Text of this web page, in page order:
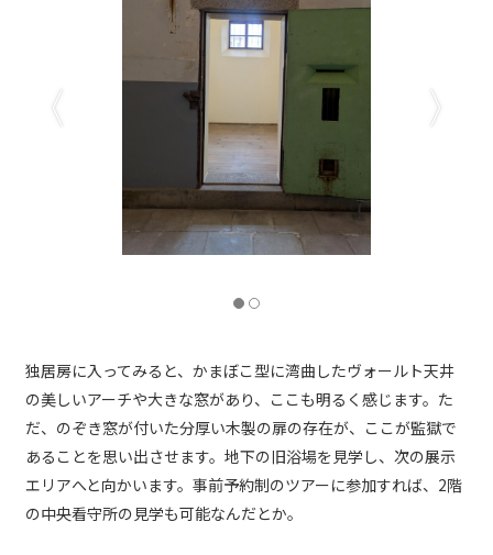
独居房に入ってみると、かまぼこ型に湾曲したヴォールト天井
の美しいアーチや大きな窓があり、ここも明るく感じます。た
だ、のぞき窓が付いた分厚い木製の扉の存在が、ここが監獄で
あることを思い出させます。地下の旧浴場を見学し、次の展示
エリアへと向かいます。事前予約制のツアーに参加すれば、2階
の中央看守所の見学も可能なんだとか。